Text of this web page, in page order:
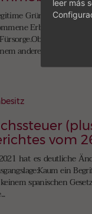
Gründe geben,
Erbschaft
das
anderen Blatt,...
vom
hat es deutliche
ein
spanischen
leer más